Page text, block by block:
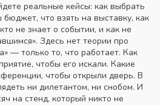
реальные кейсы: как выбрать
что взять на выставку, как
не знает о событии, и как не
Здесь нет теории про
— только то, что работает. Как
чтобы его искали. Какие
чтобы открыли дверь. В
ни дилетантом, ни снобом. И
на стенд, который никто не